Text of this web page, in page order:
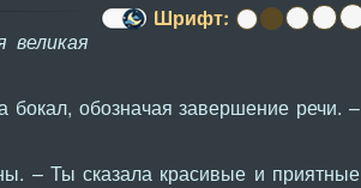
Шрифт:
великая
обозначая завершение речи. –
– Ты сказала красивые и приятные